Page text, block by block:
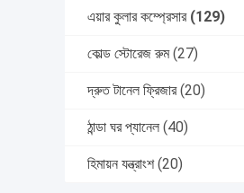
এয়ার কুলার কম্প্রেসার (129)
কোল্ড স্টোরেজ রুম (27)
দ্রুত টানেল ফ্রিজার (20)
ঠান্ডা ঘর প্যানেল (40)
হিমায়ন যন্ত্রাংশ (20)